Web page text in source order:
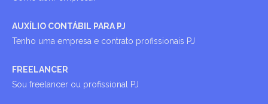
AUXÍLIO CONTÁBIL PARA PJ
Tenho uma empresa e contrato profissionais PJ
FREELANCER
Sou freelancer ou profissional PJ